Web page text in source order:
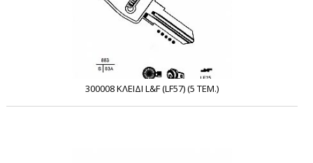
300008 ΚΛΕΙΔΙ L&F (LF57) (5 ΤΕΜ.)